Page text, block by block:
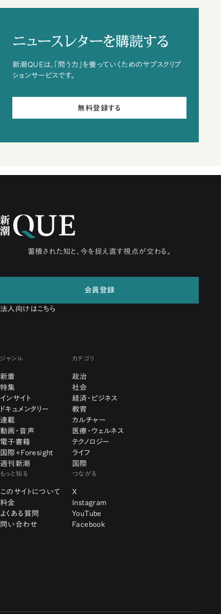
ニュースレターを購読する
新潮QUEは、「問う力」を養っていくためのサブスクリプ
ションサービスです。
無料登録する
蓄積された知と、今を捉え直す視点が交わる。
会員登録
法人向けはこちら
ジャンル
新着
特集
インサイト
ドキュメンタリー
連載
動画・音声
電子書籍
国際+Foresight
週刊新潮
カテゴリ
政治
社会
経済・ビジネス
教育
カルチャー
医療・ウェルネス
テクノロジー
ライフ
国際
もっと知る
このサイトについて
料金
よくある質問
問い合わせ
つながる
X
Instagram
YouTube
Facebook